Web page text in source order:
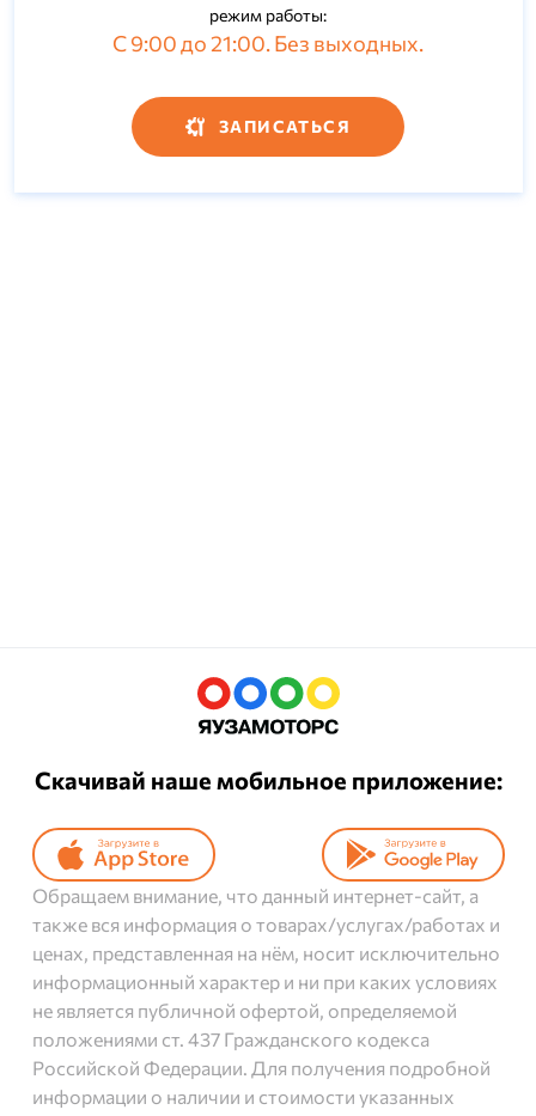
режим работы:
С 9:00 до 21:00. Без выходных.
ЗАПИСАТЬСЯ
Скачивай наше мобильное приложение:
Обращаем внимание, что данный интернет-сайт, а
также вся информация о товарах/услугах/работах и
ценах, представленная на нём, носит исключительно
информационный характер и ни при каких условиях
не является публичной офертой, определяемой
положениями ст. 437 Гражданского кодекса
Российской Федерации. Для получения подробной
информации о наличии и стоимости указанных